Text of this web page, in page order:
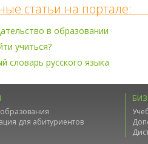
статьи на портале:
в образовании
учиться?
словарь русского языка
для абитуриентов